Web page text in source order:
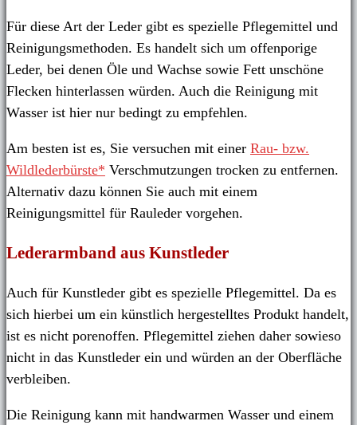
Für diese Art der Leder gibt es spezielle Pflegemittel und
Reinigungsmethoden. Es handelt sich um offenporige
Leder, bei denen Öle und Wachse sowie Fett unschöne
Flecken hinterlassen würden. Auch die Reinigung mit
Wasser ist hier nur bedingt zu empfehlen.
Am besten ist es, Sie versuchen mit einer Rau- bzw.
Wildlederbürste* Verschmutzungen trocken zu entfernen.
Alternativ dazu können Sie auch mit einem
Reinigungsmittel für Rauleder vorgehen.
Lederarmband aus Kunstleder
Auch für Kunstleder gibt es spezielle Pflegemittel. Da es
sich hierbei um ein künstlich hergestelltes Produkt handelt,
ist es nicht porenoffen. Pflegemittel ziehen daher sowieso
nicht in das Kunstleder ein und würden an der Oberfläche
verbleiben.
Die Reinigung kann mit handwarmen Wasser und einem